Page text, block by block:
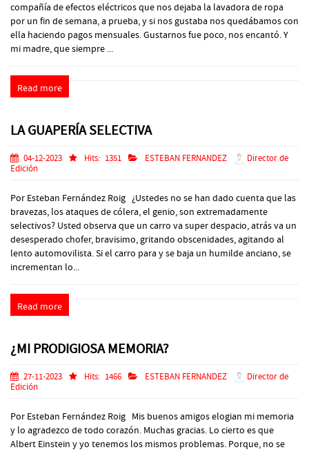
compañía de efectos eléctricos que nos dejaba la lavadora de ropa
por un fin de semana, a prueba, y si nos gustaba nos quedábamos con
ella haciendo pagos mensuales. Gustarnos fue poco, nos encantó. Y
mi madre, que siempre ...
Read more
LA GUAPERÍA SELECTIVA
04-12-2023 Hits: 1351 ESTEBAN FERNANDEZ
Director de
Edición
Por Esteban Fernández Roig ¿Ustedes no se han dado cuenta que las
bravezas, los ataques de cólera, el genio, son extremadamente
selectivos? Usted observa que un carro va super despacio, atrás va un
desesperado chofer, bravisimo, gritando obscenidades, agitando al
lento automovilista. Si el carro para y se baja un humilde anciano, se
incrementan lo...
Read more
¿MI PRODIGIOSA MEMORIA?
27-11-2023 Hits: 1466 ESTEBAN FERNANDEZ
Director de
Edición
Por Esteban Fernández Roig Mis buenos amigos elogian mi memoria
y lo agradezco de todo corazón. Muchas gracias. Lo cierto es que
Albert Einstein y yo tenemos los mismos problemas. Porque, no se